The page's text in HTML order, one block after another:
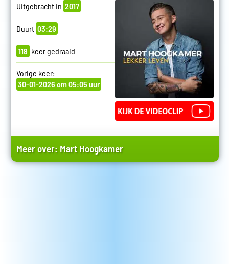
Uitgebracht in 2017
Duurt 03:29
118 keer gedraaid
Vorige keer:
30-01-2026 om 05:05 uur
Meer over: Mart Hoogkamer